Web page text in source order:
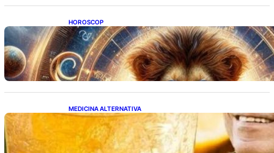
HOROSCOP
Portalul Leului 8/8: Oportunități de
Abundență pentru Cinci Zodii în 2026
MEDICINA ALTERNATIVA
Cele cinci băuturi esențiale pentru
menținerea glicemiei sub control pe timpul
nopții: Ghidul specialistului